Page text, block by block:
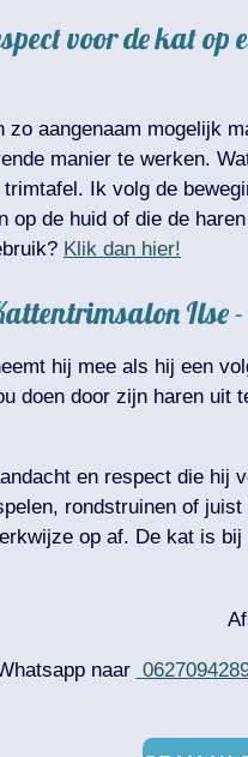
voor de kat
aangenaam mogelijk
manier te werken.
Ik volg de
op de huid of die de
Klik dan hier!
Ilse
hij mee als hij een
doen door zijn haren
en respect die hij
rondstruinen of
op af. De kat is bij
naar